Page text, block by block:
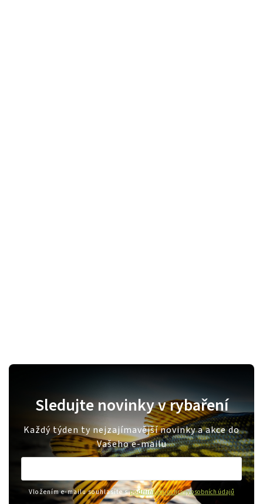
Sledujte novinky v rybaření
Každý týden ty nejzajímavější novinky a akce do
Vašeho e-mailu
Vložením e-mailu souhlasíte spodmínkami ochrany osobních údajů